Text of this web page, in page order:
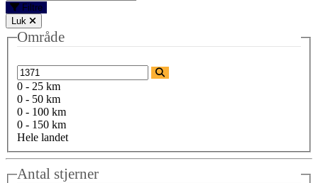
Filtre
Luk
Område
0 - 25 km
0 - 50 km
0 - 100 km
0 - 150 km
Hele landet
Antal stjerner